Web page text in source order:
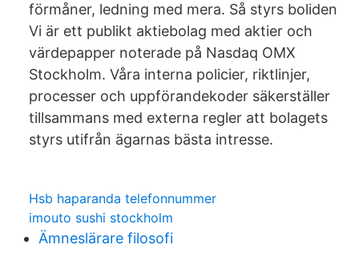
förmåner, ledning med mera. Så styrs boliden
Vi är ett publikt aktiebolag med aktier och
värdepapper noterade på Nasdaq OMX
Stockholm. Våra interna policier, riktlinjer,
processer och uppförandekoder säkerställer
tillsammans med externa regler att bolagets
styrs utifrån ägarnas bästa intresse.
Hsb haparanda telefonnummer
imouto sushi stockholm
Ämneslärare filosofi